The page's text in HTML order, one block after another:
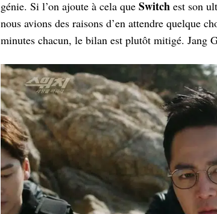
génie. Si l’on ajoute à cela que Switch est son
nous avions des raisons d’en attendre quelque
minutes chacun, le bilan est plutôt mitigé. Jang